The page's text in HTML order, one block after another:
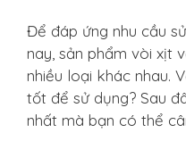
Để đáp ứng nhu cầu
nay, sản phẩm vòi xịt
nhiều loại khác nhau.
tốt để sử dụng? Sau
nhất mà bạn có thể